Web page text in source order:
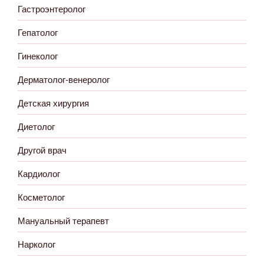
Гастроэнтеролог
Гепатолог
Гинеколог
Дерматолог-венеролог
Детская хирургия
Диетолог
Другой врач
Кардиолог
Косметолог
Мануальный терапевт
Нарколог